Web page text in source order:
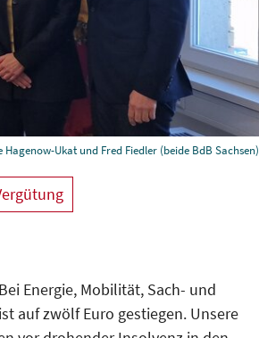
Ukat und Fred Fiedler (beide BdB Sachsen)
Energie, Mobilität, Sach- und
auf zwölf Euro gestiegen. Unsere